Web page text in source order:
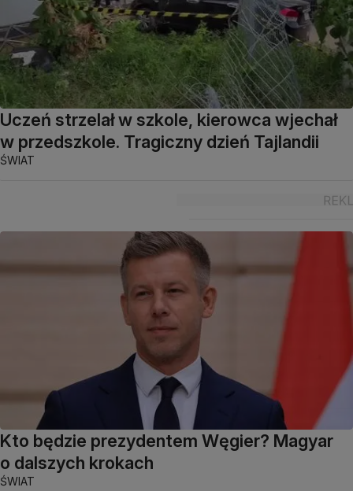
Uczeń strzelał w szkole, kierowca wjechał
w przedszkole. Tragiczny dzień Tajlandii
ŚWIAT
Kto będzie prezydentem Węgier? Magyar
o dalszych krokach
ŚWIAT